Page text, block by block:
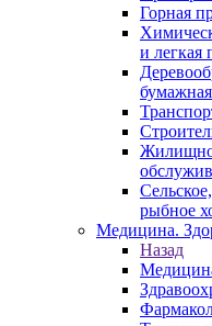
Горная
и легкая
рыбное
Медицина.
Назад